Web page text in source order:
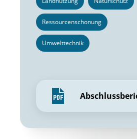
Ressourcenschonung
Umwelttechnik